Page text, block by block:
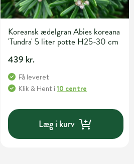
Koreansk ædelgran Abies koreana
'Tundra' 5 liter potte H25-30 cm
439 kr.
Få leveret
Klik & Hent i10 centre
Læg i kurv